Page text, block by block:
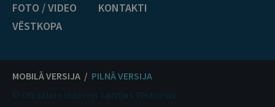
FOTO / VIDEO
VĒSTKOPA
KONTAKTI
MOBILĀ VERSIJA / PILNĀ VERSIJA
© Oficiālais izdevējs Latvijas Vēstnesis